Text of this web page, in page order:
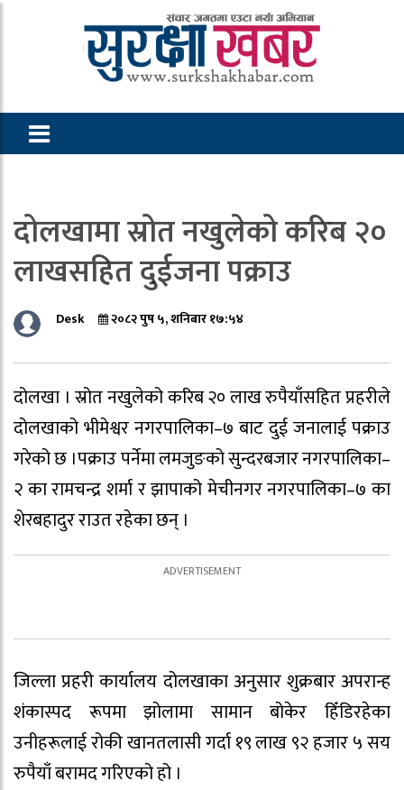
दोलखामा स्रोत नखुलेको करिब २०
लाखसहित दुईजना पक्राउ
Desk २०८२ पुष ५, शनिबार १७:५४
दोलखा । स्रोत नखुलेको करिब २० लाख रुपैयाँसहित प्रहरीले
दोलखाको भीमेश्वर नगरपालिका–७ बाट दुई जनालाई पक्राउ
गरेको छ ।पक्राउ पर्नेमा लमजुङको सुन्दरबजार नगरपालिका–
२ का रामचन्द्र शर्मा र झापाको मेचीनगर नगरपालिका–७ का
शेरबहादुर राउत रहेका छन् ।
जिल्ला प्रहरी कार्यालय दोलखाका अनुसार शुक्रबार अपरान्ह
शंकास्पद रूपमा झोलामा सामान बोकेर हिँडिरहेका
उनीहरूलाई रोकी खानतलासी गर्दा १९ लाख ९२ हजार ५ सय
रुपैयाँ बरामद गरिएको हो ।